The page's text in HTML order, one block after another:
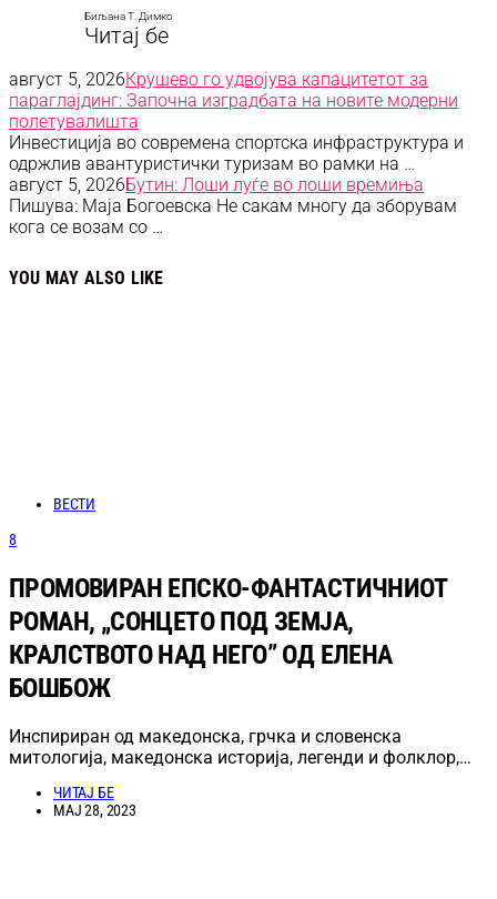
Биљана Т. Димко
Читај бе
август 5, 2026Крушево го удвојува капацитетот за
параглајдинг: Започна изградбата на новите модерни
полетувалишта
Инвестиција во современа спортска инфраструктура и
одржлив авантуристички туризам во рамки на …
август 5, 2026Бутин: Лоши луѓе во лоши времиња
Пишува: Маја Богоевска Не сакам многу да зборувам
кога се возам со …
YOU MAY ALSO LIKE
ВЕСТИ
8
ПРОМОВИРАН ЕПСКО-ФАНТАСТИЧНИОТ
РОМАН, „СОНЦЕТО ПОД ЗЕМЈА,
КРАЛСТВОТО НАД НЕГО” ОД ЕЛЕНА
БОШБОЖ
Инспириран од македонска, грчка и словенска
митологија, македонска историја, легенди и фолклор,…
ЧИТАЈ БЕ
МАЈ 28, 2023